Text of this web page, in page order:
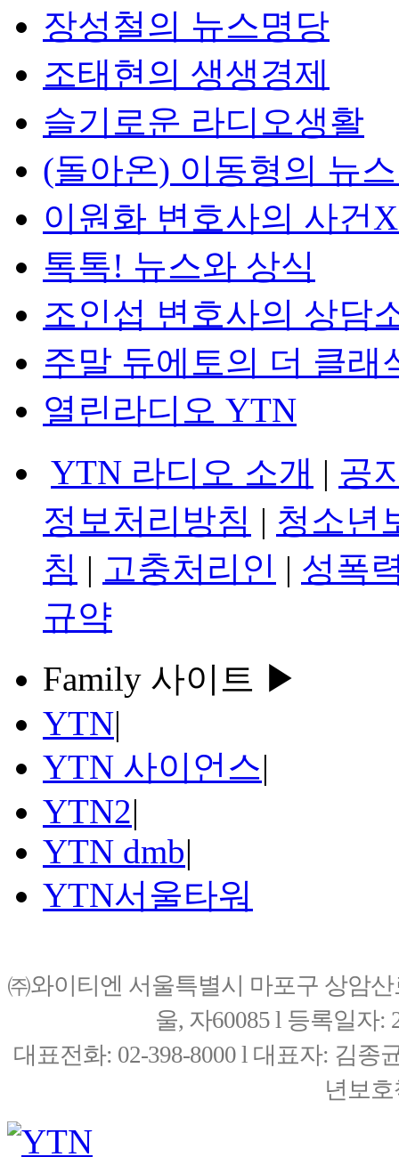
장성철의 뉴스명당
조태현의 생생경제
슬기로운 라디오생활
(돌아온) 이동형의 뉴
이원화 변호사의 사건
톡톡! 뉴스와 상식
조인섭 변호사의 상담
주말 듀에토의 더 클래
열린라디오 YTN
YTN 라디오 소개 | 공
정보처리방침 | 청소년
침 | 고충처리인 | 성폭
규약
Family 사이트 ▶
YTN|
YTN 사이언스|
YTN2|
YTN dmb|
YTN서울타워
㈜와이티엔 서울특별시 마포구 상암
울, 자60085 l 등록일자:
대표전화: 02-398-8000 l 대표자: 김종
년보